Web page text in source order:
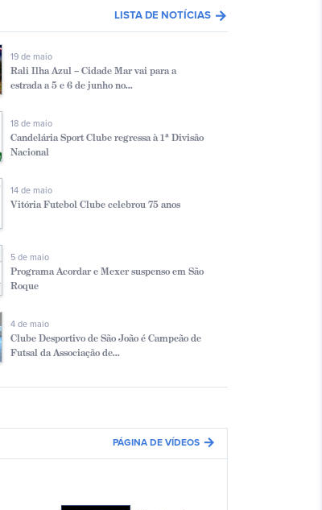
LISTA DE NOTÍCIAS arrow_forward
19 de maio
Rali Ilha Azul – Cidade Mar vai para a
estrada a 5 e 6 de junho no...
18 de maio
Candelária Sport Clube regressa à 1ª Divisão
Nacional
14 de maio
Vitória Futebol Clube celebrou 75 anos
5 de maio
Programa Acordar e Mexer suspenso em São
Roque
4 de maio
Clube Desportivo de São João é Campeão de
Futsal da Associação de...
PÁGINA DE VÍDEOS arrow_forward